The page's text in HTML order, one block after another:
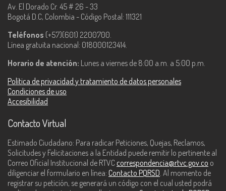
Av. El Dorado Cr. 45 # 26 - 33
Bogotá D.C, Colombia - Código Postal: 111321
Teléfonos (+57)(601) 2200700.
Línea gratuita nacional: 018000123414.
Horario de atención: Lunes a viernes de 8:00 a.m. a 5:00 p.m.
Política de privacidad y tratamiento de datos personales
Condiciones de uso
Accesibilidad
Contacto Virtual
Estimado Ciudadano: Para radicar Peticiones, Quejas, Reclamos,
Solicitudes y Felicitaciones a la Entidad puede remitir lo pertinente al
Correo Oficial Institucional de RTVC correspondencia@rtvc.gov.co o
diligenciar el formulario en línea: Contacto PQRSD. Al momento de
registrar su petición, se generará un código con el cual usted podrá